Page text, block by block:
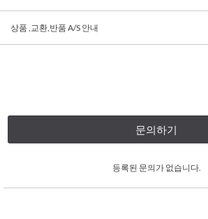
상품 ,교환,반품 A/S 안내
문의하기
등록된 문의가 없습니다.